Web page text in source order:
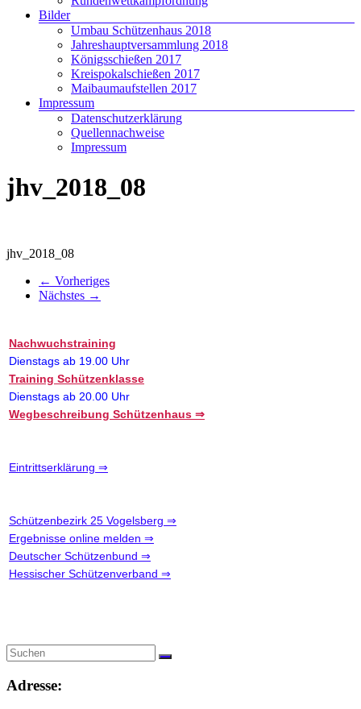
Bilder
Umbau Schützenhaus 2018
Jahreshauptversammlung 2018
Königsschießen 2017
Kreispokalschießen 2017
Maibaumaufstellen 2017
Impressum
Datenschutzerklärung
Quellennachweise
Impressum
jhv_2018_08
jhv_2018_08
← Vorheriges
Nächstes →
Nachwuchstraining
Dienstags ab 19.00 Uhr
Training Schützenklasse
Dienstags ab 20.00 Uhr
Wegbeschreibung Schützenhaus ⇒
Eintrittserklärung ⇒
Schützenbezirk 25 Vogelsberg ⇒
Ergebnisse online melden ⇒
Deutscher Schützenbund ⇒
Hessischer Schützenverband ⇒
Adresse: